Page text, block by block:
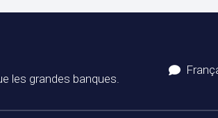
les grandes banques.